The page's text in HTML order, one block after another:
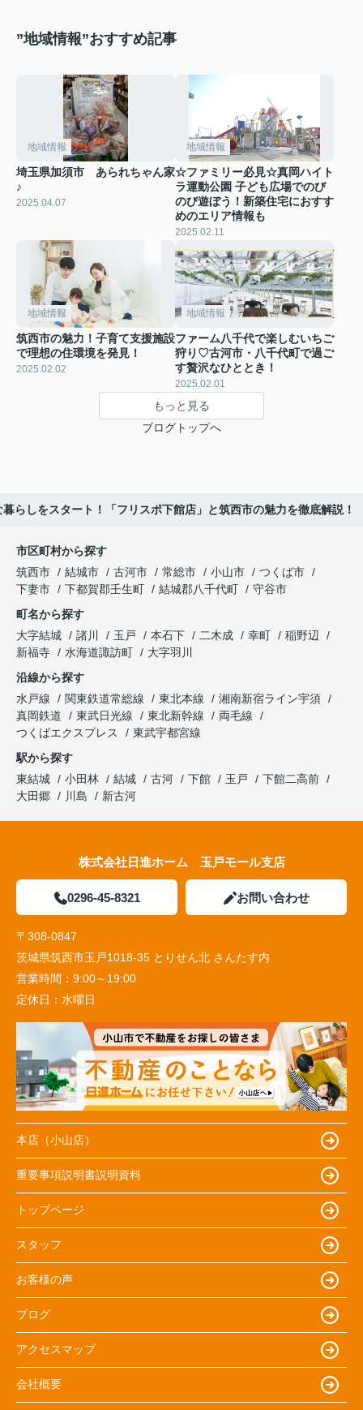
”地域情報”おすすめ記事
地域情報
埼玉県加須市 あられちゃん家
♪
2025.04.07
地域情報
☆ファミリー必見☆真岡ハイト
ラ運動公園 子ども広場でのび
のび遊ぼう！新築住宅におすす
めのエリア情報も
2025.02.11
地域情報
筑西市の魅力！子育て支援施設
で理想の住環境を発見！
2025.02.02
地域情報
ファーム八千代で楽しむいちご
狩り♡古河市・八千代町で過ご
す贅沢なひととき！
2025.02.01
もっと見る
ブログトップへ
らしをスタート！「フリスポ下館店」と筑西市の魅力を徹底解説！
市区町村から探す
筑西市
結城市 古河市 常総市 小山市
つくば市
下妻市
下都賀郡壬生町 結城郡八千代町
守谷市
町名から探す
大字結城
諸川 玉戸 本石下 二木成 幸町
稲野辺
新福寺
水海道諏訪町
大字羽川
沿線から探す
水戸線
関東鉄道常総線 東北本線
湘南新宿ライン宇須
真岡鉄道
東武日光線 東北新幹線
両毛線
つくばエクスプレス
東武宇都宮線
駅から探す
東結城
小田林 結城 古河 下館 玉戸
下館二高前
大田郷
川島 新古河
株式会社日進ホーム 玉戸モール支店
0296-45-8321 お問い合わせ
〒308-0847
茨城県筑西市玉戸1018-35 とりせん北 さんたす内
営業時間： 9:00～19:00
定休日： 水曜日
本店（小山店）
重要事項説明書説明資料
トップページ
スタッフ
お客様の声
ブログ
アクセスマップ
会社概要